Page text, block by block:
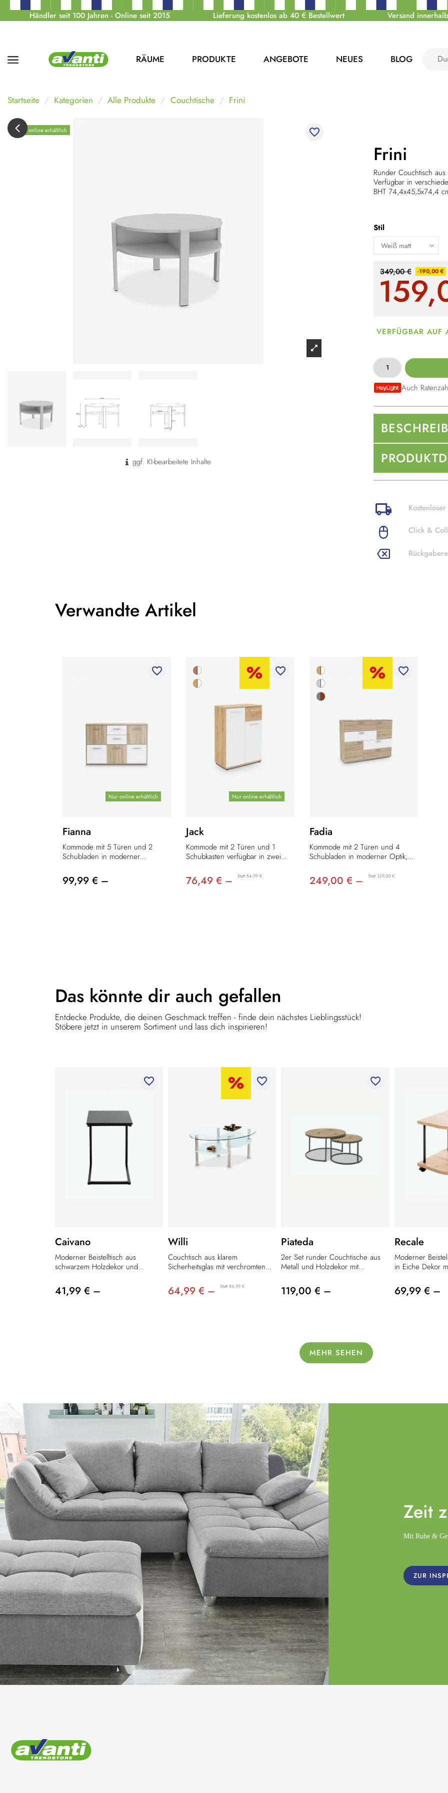
Händler seit 100 Jahren - Online seit 2015 Lieferung kostenlos ab 40 € Bestellwert Versand
RÄUME PRODUKTE ANGEBOTE NEUES BLOG
Startseite Kategorien Alle Produkte Couchtische Frini
Nur online erhältlich favorite_border
ggf. KI-bearbeitete Inhalte
Frini
Runder Couchtisch
Verfügbar in
BHT 74,4x45,5x74,4
Stil
349,00 € -190,00 €
VERFÜGBAR AUF
Auch
Click &
Verwandte Artikel
Nur online erhältlich
favorite_border
Fianna
Kommode mit 5 Türen und 2
Schubladen in moderner...
99,99 € –
Nur online erhältlich
favorite_border
Jack
Kommode mit 2 Türen und 1
Schubkasten verfügbar in zwei...
76,49 € – Statt 84,99 €
favorite_border
Fadia
Kommode mit 2 Türen und 4
Schubladen in moderner Optik,...
249,00 € – Statt 329,00 €
Das könnte dir auch gefallen
Entdecke Produkte, die deinen Geschmack treffen - finde dein nächstes Lieblingsstück!
Stöbere jetzt in unserem Sortiment und lass dich inspirieren!
favorite_border
Caivano
Moderner Beistelltisch aus
schwarzem Holzdekor und...
41,99 € –
favorite_border
Willi
Couchtisch aus klarem
Sicherheitsglas mit verchromten...
64,99 € – Statt 84,99 €
favorite_border
Piateda
2er Set runder Couchtische aus
Metall und Holzdekor mit...
119,00 € –
Recale
Moderner
in Eiche Dekor
69,99 € –
MEHR SEHEN
Zeit
Mit Ruhe &
ZUR